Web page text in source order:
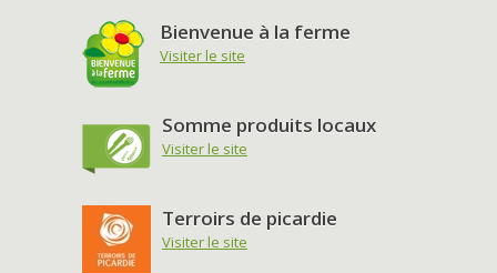
Bienvenue à la ferme
Visiter le site
Somme produits locaux
Visiter le site
Terroirs de picardie
Visiter le site